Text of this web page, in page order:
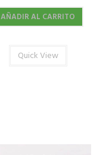
AÑADIR AL CARRITO
Quick View